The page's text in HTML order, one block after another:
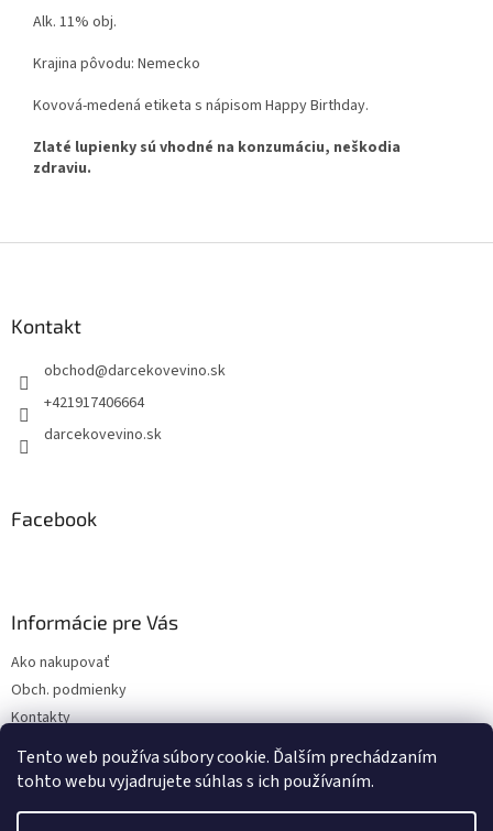
Tento web používa súbory cookie. Ďalším prechádzaním
tohto webu vyjadrujete súhlas s ich používaním.
Alk. 11% obj.
Krajina pôvodu: Nemecko
Kovová-medená etiketa s nápisom Happy Birthday.
Zlaté lupienky sú vhodné na konzumáciu, neškodia
zdraviu.
Kontakt
obchod@darcekovevino.sk
+421917406664
darcekovevino.sk
Facebook
Informácie pre Vás
Ako nakupovať
Obch. podmienky
Kontakty
Poslať ako darček